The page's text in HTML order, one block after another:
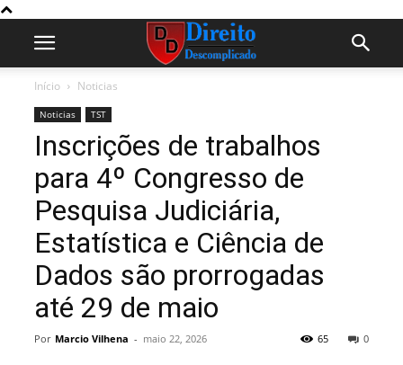
Início Noticias
Noticias TST
Inscrições de trabalhos
para 4º Congresso de
Pesquisa Judiciária,
Estatística e Ciência de
Dados são prorrogadas
até 29 de maio
Por Marcio Vilhena - maio 22, 2026 0
65